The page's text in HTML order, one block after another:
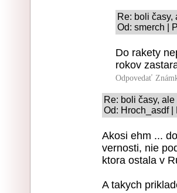
Re: boli časy,
Od: smerch |
Do rakety
rokov
Odpovedať
Re: boli časy,
Od: Hroch_asdf |
Akosi ehm ...
vernosti, nie
ktora ostala v
A takych